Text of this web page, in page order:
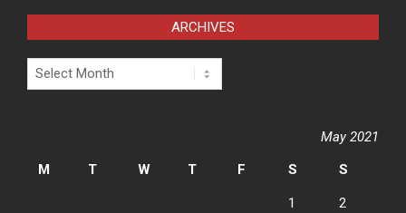
ARCHIVES
Archives
May 2021
M
T W T F S S
1 2